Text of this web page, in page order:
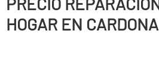
HOGAR EN CARDONA